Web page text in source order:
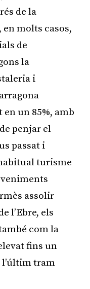
de la
molts casos,
de
la
i
en un 85%, amb
penjar el
passat i
turisme
assolir
l’Ebre, els
com la
fins un
l’últim tram